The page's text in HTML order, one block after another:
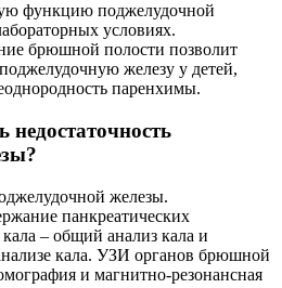
функцию поджелудочной
условиях.
брюшной полости позволит
железу у детей,
паренхимы.
недостаточность
железы.
панкреатических
– общий анализ кала и
кала. УЗИ органов брюшной
и магнитно-резонансная